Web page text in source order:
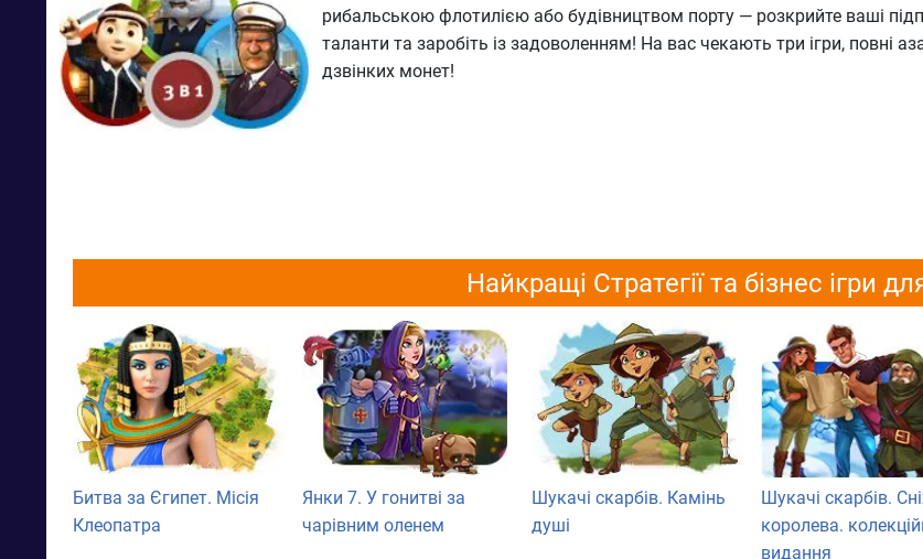
рибальською флотилією або будівництвом порту — розкрийте ваші
таланти та заробіть із задоволенням! На вас чекають три ігри, повні
дзвінких монет!
Найкращі Стратегії та бізнес ігри
Битва за Єгипет. Місія
Клеопатра
Янки 7. У гонитві за
чарівним оленем
Шукачі скарбів. Камінь
душі
Шукачі скарбів.
королева.
видання